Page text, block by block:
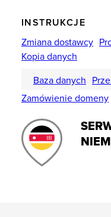
INSTRUKCJE
Zmiana dostawcy
Kopia danych
Baza danych
Zamówienie domeny